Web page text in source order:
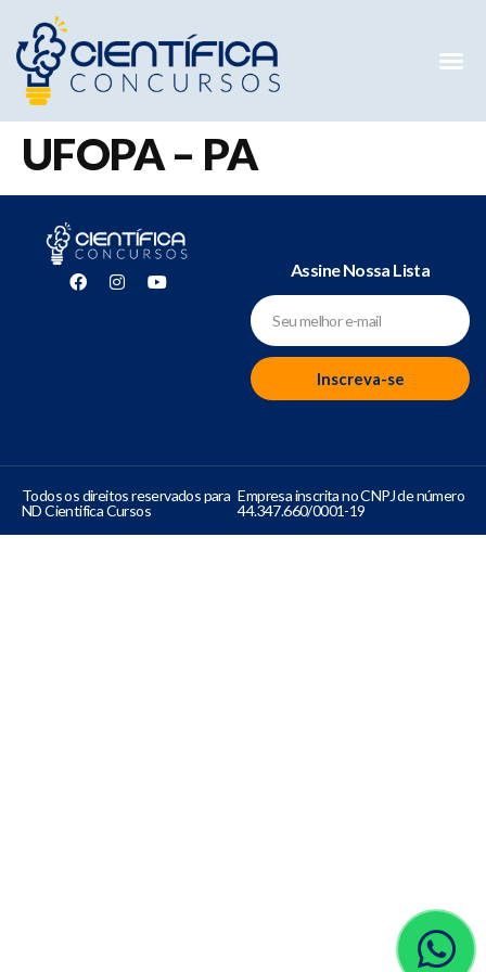
UFOPA – PA
Assine Nossa Lista
Inscreva-se
Todos os direitos reservados para
ND Cientifica Cursos
Empresa inscrita no CNPJ de número
44.347.660/0001-19